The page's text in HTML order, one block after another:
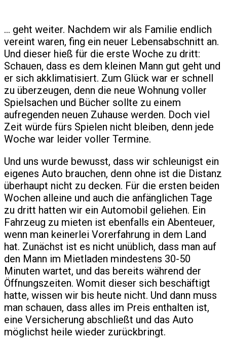
… geht weiter. Nachdem wir als Familie endlich
vereint waren, fing ein neuer Lebensabschnitt an.
Und dieser hieß für die erste Woche zu dritt:
Schauen, dass es dem kleinen Mann gut geht und
er sich akklimatisiert. Zum Glück war er schnell
zu überzeugen, denn die neue Wohnung voller
Spielsachen und Bücher sollte zu einem
aufregenden neuen Zuhause werden. Doch viel
Zeit würde fürs Spielen nicht bleiben, denn jede
Woche war leider voller Termine.
Und uns wurde bewusst, dass wir schleunigst ein
eigenes Auto brauchen, denn ohne ist die Distanz
überhaupt nicht zu decken. Für die ersten beiden
Wochen alleine und auch die anfänglichen Tage
zu dritt hatten wir ein Automobil geliehen. Ein
Fahrzeug zu mieten ist ebenfalls ein Abenteuer,
wenn man keinerlei Vorerfahrung in dem Land
hat. Zunächst ist es nicht unüblich, dass man auf
den Mann im Mietladen mindestens 30-50
Minuten wartet, und das bereits während der
Öffnungszeiten. Womit dieser sich beschäftigt
hatte, wissen wir bis heute nicht. Und dann muss
man schauen, dass alles im Preis enthalten ist,
eine Versicherung abschließt und das Auto
möglichst heile wieder zurückbringt.